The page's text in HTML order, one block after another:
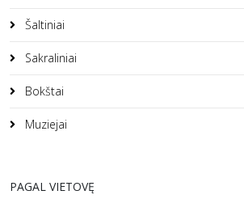
Šaltiniai
Sakraliniai
Bokštai
Muziejai
PAGAL VIETOVĘ